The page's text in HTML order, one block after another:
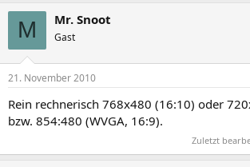
M Mr. Snoot
Gast
21. November 2010
Rein rechnerisch 768x480 (16:10) oder
bzw. 854:480 (WVGA, 16:9).
Zuletzt